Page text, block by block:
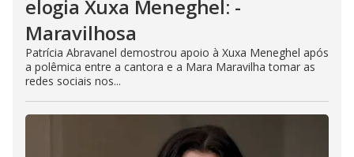
elogia Xuxa Meneghel: -
Maravilhosa
Patrícia Abravanel demostrou apoio à Xuxa Meneghel após
a polêmica entre a cantora e a Mara Maravilha tomar as
redes sociais nos...